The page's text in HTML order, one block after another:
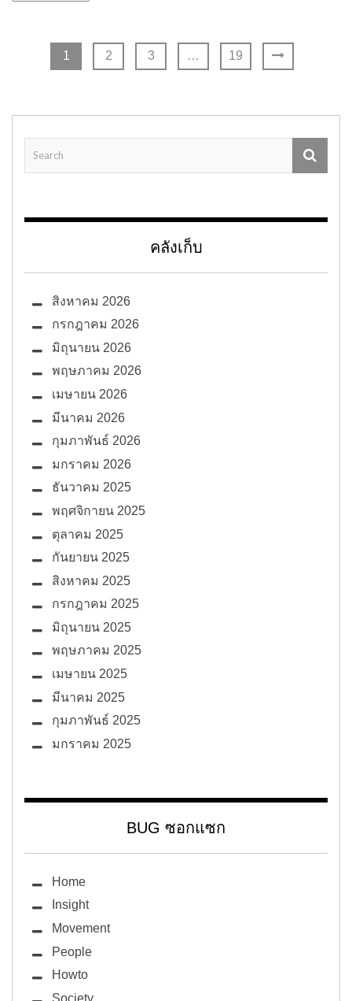
1 2 3 … 19
คลังเก็บ
สิงหาคม 2026
กรกฎาคม 2026
มิถุนายน 2026
พฤษภาคม 2026
เมษายน 2026
มีนาคม 2026
กุมภาพันธ์ 2026
มกราคม 2026
ธันวาคม 2025
พฤศจิกายน 2025
ตุลาคม 2025
กันยายน 2025
สิงหาคม 2025
กรกฎาคม 2025
มิถุนายน 2025
พฤษภาคม 2025
เมษายน 2025
มีนาคม 2025
กุมภาพันธ์ 2025
มกราคม 2025
BUG ซอกแซก
Home
Insight
Movement
People
Howto
Society